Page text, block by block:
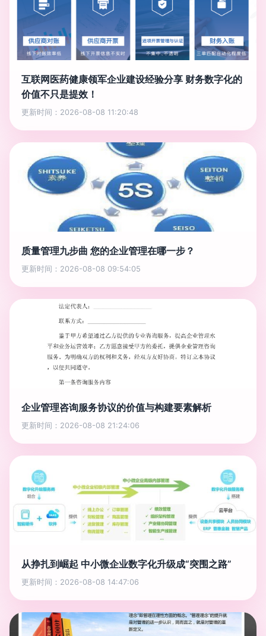
互联网医药健康领军企业建设经验分享 财务数字化的
价值不只是提效！
更新时间：2026-08-08 11:20:48
质量管理九步曲 您的企业管理在哪一步？
更新时间：2026-08-08 09:54:05
企业管理咨询服务协议的价值与构建要素解析
更新时间：2026-08-08 21:24:06
从挣扎到崛起 中小微企业数字化升级成“突围之路”
更新时间：2026-08-08 14:47:06